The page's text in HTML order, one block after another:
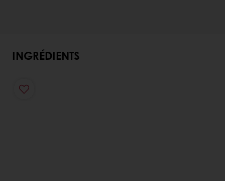
INGRÉDIENTS